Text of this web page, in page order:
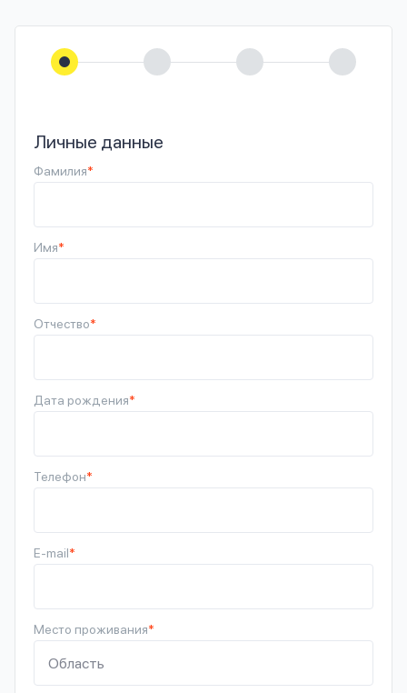
Личные данные
Фамилия*
Имя*
Отчество*
Дата рождения*
Телефон*
E-mail*
Место проживания*